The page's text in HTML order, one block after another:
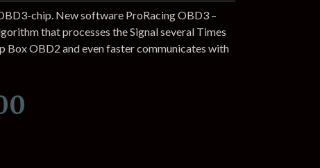
chip. New software ProRacing OBD3 –
that processes the Signal several Times
Box OBD2 and even faster communicates with